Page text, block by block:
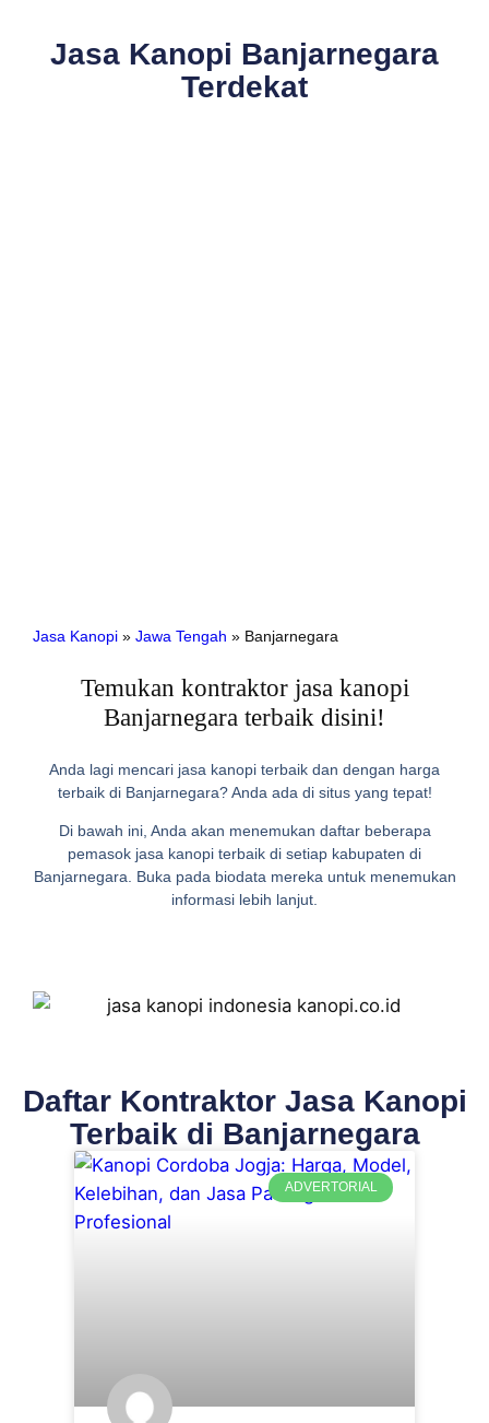
Jasa Kanopi Banjarnegara
Terdekat
Jasa Kanopi» Jawa Tengah » Banjarnegara
Temukan kontraktor jasa kanopi
Banjarnegara terbaik disini!
Anda lagi mencari jasa kanopi terbaik dan dengan harga
terbaik di Banjarnegara? Anda ada di situs yang tepat!
Di bawah ini, Anda akan menemukan daftar beberapa
pemasok jasa kanopi terbaik di setiap kabupaten di
Banjarnegara. Buka pada biodata mereka untuk menemukan
informasi lebih lanjut.
Daftar Kontraktor Jasa Kanopi
Terbaik di Banjarnegara
ADVERTORIAL